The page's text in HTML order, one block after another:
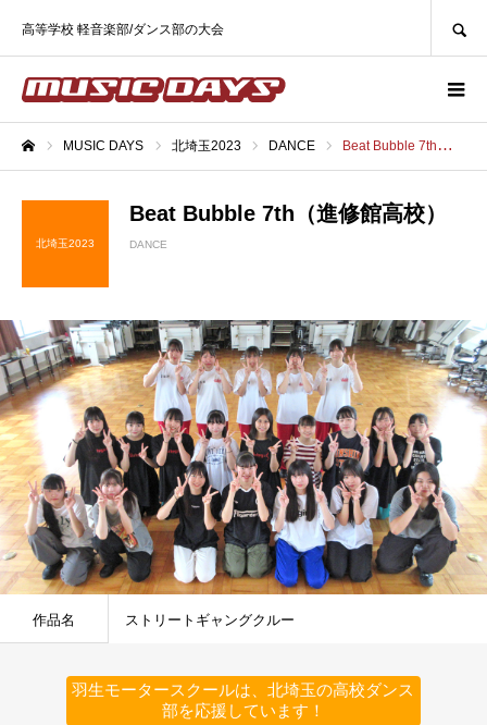
高等学校 軽音楽部/ダンス部の大会
MUSIC DAYS 北埼玉2023 DANCE Beat Bubble 7th（進修館高校）
北埼玉2023
Beat Bubble 7th（進修館高校）
DANCE
作品名 ストリートギャングクルー
羽生モータースクールは、北埼玉の高校ダンス
部を応援しています！